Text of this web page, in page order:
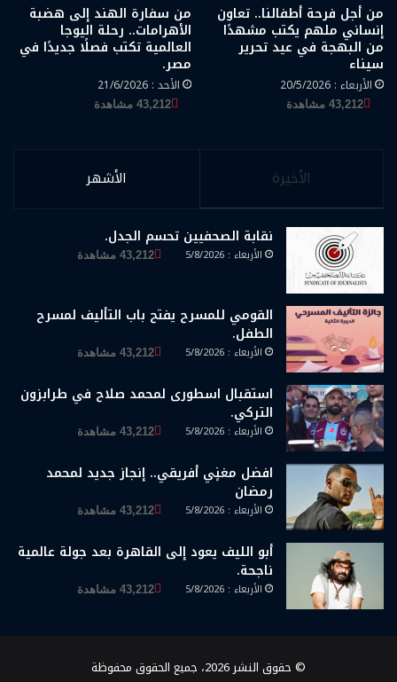
من أجل فرحة أطفالنا.. تعاون
إنساني ملهم يكتب مشهدًا
من البهجة في عيد تحرير
سيناء
الأربعاء : 20/5/2026
43,212 مشاهدة
من سفارة الهند إلى هضبة
الأهرامات.. رحلة اليوجا
العالمية تكتب فصلًا جديدًا في
مصر.
الأحد : 21/6/2026
43,212 مشاهدة
الأخيرة الأشهر
نقابة الصحفيين تحسم الجدل.
الأربعاء : 5/8/2026 43,212 مشاهدة
القومي للمسرح يفتح باب التأليف لمسرح
الطفل.
الأربعاء : 5/8/2026 43,212 مشاهدة
استقبال اسطورى لمحمد صلاح في طرابزون
التركي.
الأربعاء : 5/8/2026 43,212 مشاهدة
افضل مغنٍي أفريقي.. إنجاز جديد لمحمد
رمضان
الأربعاء : 5/8/2026 43,212 مشاهدة
أبو الليف يعود إلى القاهرة بعد جولة عالمية
ناجحة.
الأربعاء : 5/8/2026 43,212 مشاهدة
© حقوق النشر 2026، جميع الحقوق محفوظة